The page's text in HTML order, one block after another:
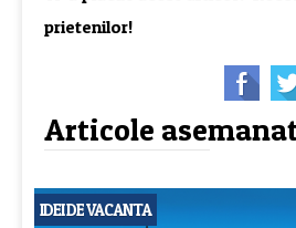
prietenilor!
Articole
IDEI DE VACANTA